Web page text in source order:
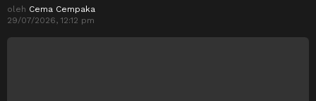
oleh Cema Cempaka
29/07/2026, 12:12 pm